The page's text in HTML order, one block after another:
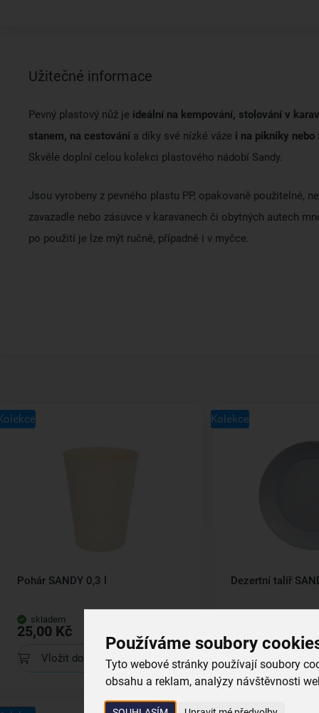
Používáme soubory
Tyto webové stránky používají soubory
obsahu a reklam, analýzy návštěvnosti
Užitečné informace
Pevný plastový nůž je ideální na kempování, stolování v
stanem, na cestování a díky své nízké váze i na pikniky nebo
Skvěle doplní celou kolekci plastového nádobí Sandy.
Jsou vyrobeny z pevného plastu PP, opakovaně použitelné,
zavazadle nebo zásuvce v karavanech či obytných autech
po použití je lze mýt ručně, případně i v myčce.
Pohár SANDY 0,3 l
skladem
25,00 Kč
Vložit do košíku
Kolekce
Dezertní talíř
Vložit do